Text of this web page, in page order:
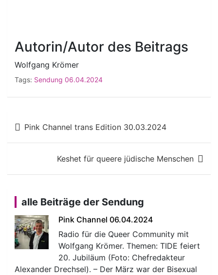
Autorin/Autor des Beitrags
Wolfgang Krömer
Tags: Sendung 06.04.2024
Beitragsnavigation
Pink Channel trans Edition 30.03.2024
Keshet für queere jüdische Menschen
alle Beiträge der Sendung
Pink Channel 06.04.2024
Radio für die Queer Community mit
Wolfgang Krömer. Themen: TIDE feiert
20. Jubiläum (Foto: Chefredakteur
Alexander Drechsel). – Der März war der Bisexual